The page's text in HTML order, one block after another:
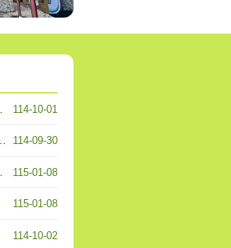
114-10-01
114-09-30
115-01-08
115-01-08
114-10-02